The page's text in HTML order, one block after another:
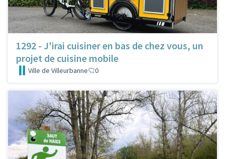
1292 - J'irai cuisiner en bas de chez vous, un
projet de cuisine mobile
Ville de Villeurbanne 0